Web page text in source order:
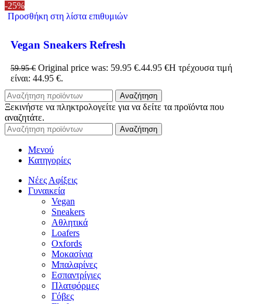
-25%
Προσθήκη στη λίστα επιθυμιών
Vegan Sneakers Refresh
59.95€ Original price was: 59.95 €.44.95 €Η τρέχουσα τιμή
είναι: 44.95 €.
Αναζήτηση
Ξεκινήστε να πληκτρολογείτε για να δείτε τα προϊόντα που
αναζητάτε.
Αναζήτηση
Μενού
Κατηγορίες
Νέες Αφίξεις
Γυναικεία
Vegan
Sneakers
Αθλητικά
Loafers
Oxfords
Μοκασίνια
Μπαλαρίνες
Εσπαντρίγιες
Πλατφόρμες
Γόβες